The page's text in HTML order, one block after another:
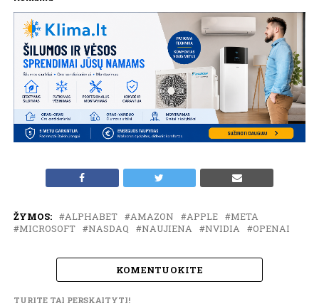
ŽYMOS: ALPHABET AMAZON APPLE
META
MICROSOFT
NASDAQ NAUJIENA NVIDIA OPENAI
KOMENTUOKITE
TURITE TAI PERSKAITYTI!